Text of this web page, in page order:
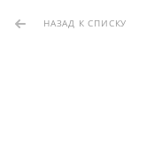
НАЗАД К СПИСКУ